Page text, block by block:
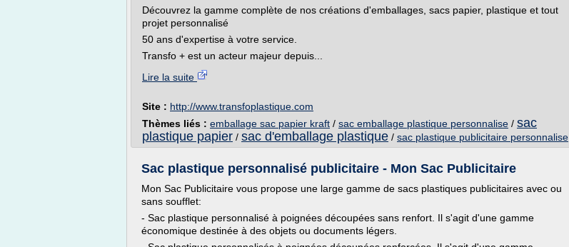
Découvrez la gamme complète de nos créations d'emballages, sacs papier, plastique et tout
projet personnalisé
50 ans d'expertise à votre service.
Transfo + est un acteur majeur depuis...
Lire la suite
Site : http://www.transfoplastique.com
Thèmes liés : emballage sac papier kraft / sac emballage plastique personnalise / sac
plastique papier / sac d'emballage plastique / sac plastique publicitaire personnalise
Sac plastique personnalisé publicitaire - Mon Sac Publicitaire
Mon Sac Publicitaire vous propose une large gamme de sacs plastiques publicitaires avec ou
sans soufflet:
- Sac plastique personnalisé à poignées découpées sans renfort. Il s'agit d'une gamme
économique destinée à des objets ou documents légers.